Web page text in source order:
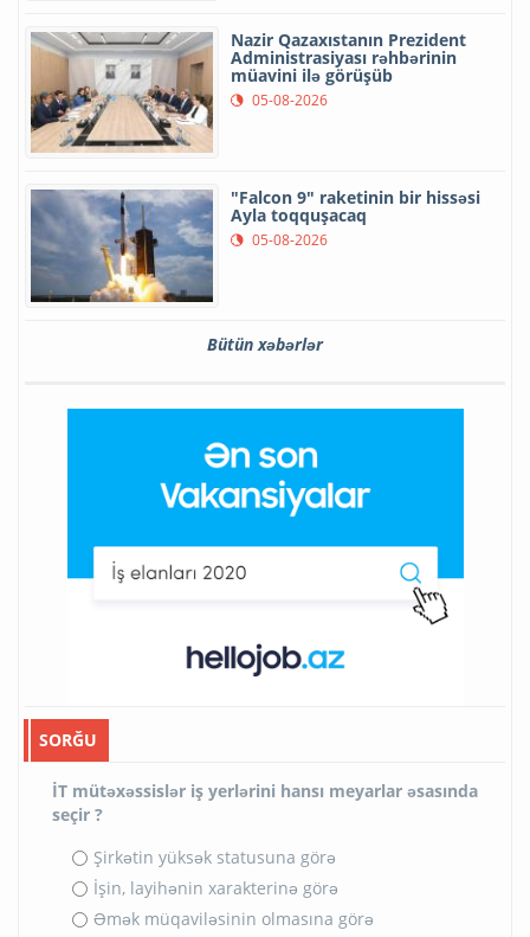
Nazir Qazaxıstanın Prezident
Administrasiyası rəhbərinin
müavini ilə görüşüb
05-08-2026
"Falcon 9" raketinin bir hissəsi
Ayla toqquşacaq
05-08-2026
Bütün xəbərlər
SORĞU
İT mütəxəssislər iş yerlərini hansı meyarlar əsasında
seçir ?
Şirkətin yüksək statusuna görə
İşin, layihənin xarakterinə görə
Əmək müqaviləsinin olmasına görə